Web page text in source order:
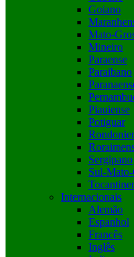
Goiano
Mato-
Mineiro
Paraense
Paraibano
Piauiense
Potiguar
Sergipano
Sul-Mato-
Internacionais
Alemão
Espanhol
Francês
Inglês